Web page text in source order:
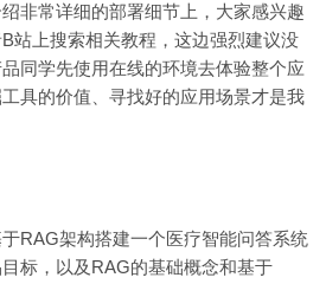
非常详细的部署细节上，大家感兴趣
站上搜索相关教程，这边强烈建议没
同学先使用在线的环境去体验整个应
具的价值、寻找好的应用场景才是我
RAG架构搭建一个医疗智能问答系统
标，以及RAG的基础概念和基于